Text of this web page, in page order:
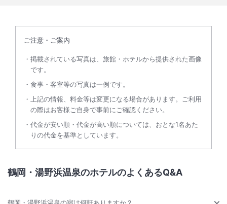
ご注意・ご案内
掲載されている写真は、旅館・ホテルから提供された画像
です。
食事・客室等の写真は一例です。
上記の情報、料金等は変更になる場合があります。ご利用
の際はお客様ご自身で事前にご確認ください。
代金が安い順・代金が高い順については、おとな1名あた
りの代金を基準としています。
鶴岡・湯野浜温泉のホテルのよくあるQ&A
鶴岡・湯野浜温泉の宿は何軒ありますか？